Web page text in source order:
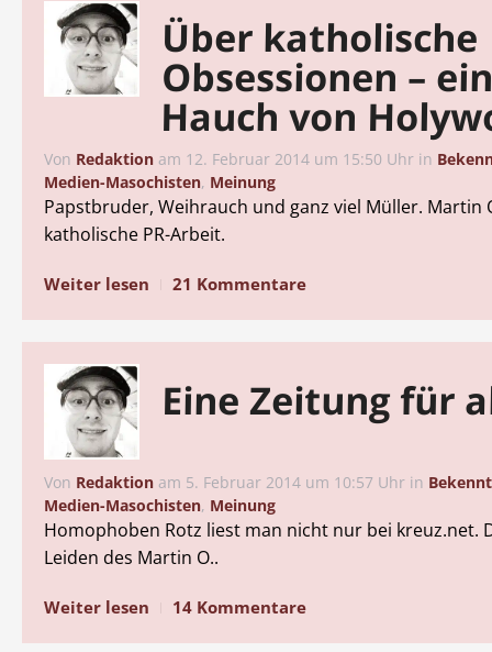
Über katholische
Obsessionen –
Hauch von
Von Redaktion am 12. Februar 2014 um 15:50 Uhr in
Medien-Masochisten, Meinung
Papstbruder, Weihrauch und ganz viel Müller. Martin
katholische PR-Arbeit.
Weiter lesen 21 Kommentare
Eine Zeitung für
Von Redaktion am 5. Februar 2014 um 10:57 Uhr in
Medien-Masochisten, Meinung
Homophoben Rotz liest man nicht nur bei kreuz.net.
Leiden des Martin O..
Weiter lesen 14 Kommentare